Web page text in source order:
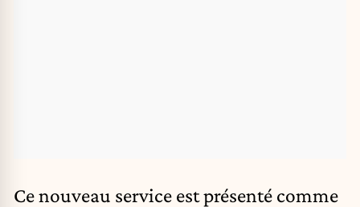
Ce nouveau service est présenté comme